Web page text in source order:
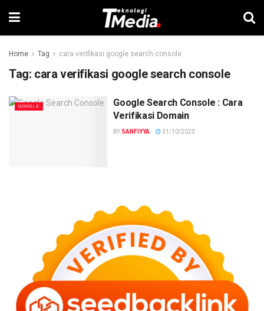
Home Tag cara verifikasi google search console
Tag: cara verifikasi google search console
GOOGLE
Google Search Console : Cara
Verifikasi Domain
BY SANFIYYA 31/10/2023